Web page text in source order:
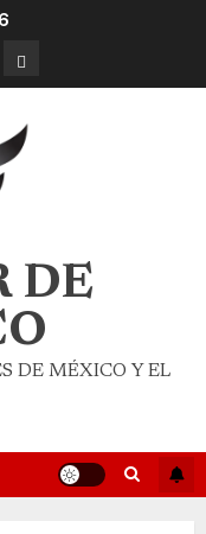
DE
DE MÉXICO Y EL